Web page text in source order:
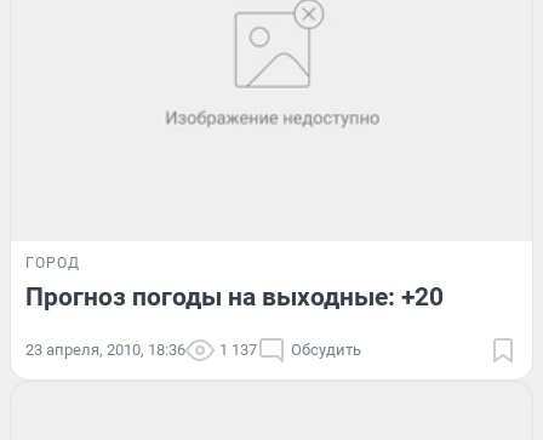
ГОРОД
Прогноз погоды на выходные: +20
23 апреля, 2010, 18:36 1 137 Обсудить